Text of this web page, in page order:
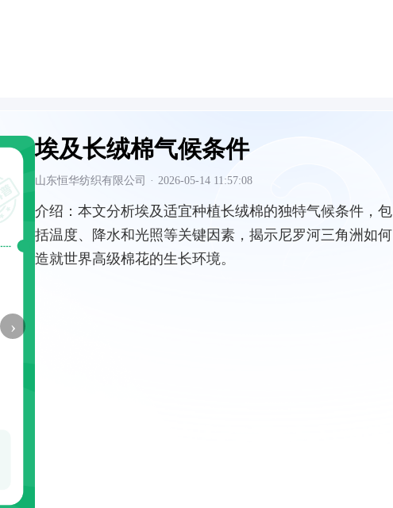
›
埃及长绒棉气候条件
山东恒华纺织有限公司 · 2026-05-14 11:57:08
介绍： 本文分析埃及适宜种植长绒棉的独特气候条件，包
括温度、降水和光照等关键因素，揭示尼罗河三角洲如何
造就世界高级棉花的生长环境。